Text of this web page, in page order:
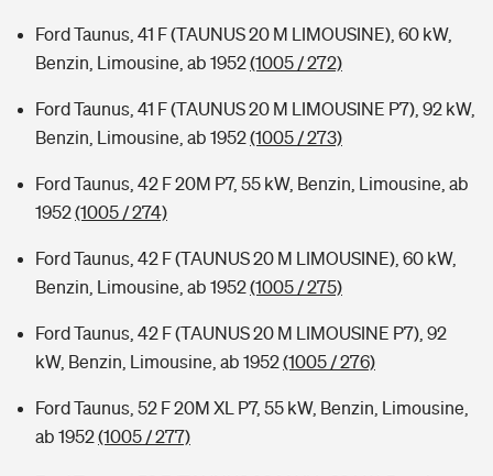
Ford Taunus, 41 F (TAUNUS 20 M LIMOUSINE), 60 kW,
Benzin, Limousine, ab 1952(1005 / 272)
Ford Taunus, 41 F (TAUNUS 20 M LIMOUSINE P7), 92 kW,
Benzin, Limousine, ab 1952(1005 / 273)
Ford Taunus, 42 F 20M P7, 55 kW, Benzin, Limousine, ab
1952(1005 / 274)
Ford Taunus, 42 F (TAUNUS 20 M LIMOUSINE), 60 kW,
Benzin, Limousine, ab 1952(1005 / 275)
Ford Taunus, 42 F (TAUNUS 20 M LIMOUSINE P7), 92
kW, Benzin, Limousine, ab 1952(1005 / 276)
Ford Taunus, 52 F 20M XL P7, 55 kW, Benzin, Limousine,
ab 1952(1005 / 277)